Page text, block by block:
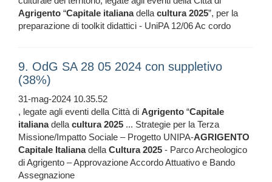
Agrigento “Capitale italianadellacultura 2025”, per la
preparazione di toolkit didattici - UniPA 12/06 Ac cordo
9. OdG SA 28 05 2024 con suppletivo
(38%)
31-mag-2024 10.35.52
, legate agli eventi della Città di Agrigento “Capitale
italianadellacultura 2025 ... Strategie per la Terza
Missione/Impatto Sociale – Progetto UNIPA-AGRIGENTO
Capitale ItalianadellaCultura 2025 - Parco Archeologico
di Agrigento – Approvazione Accordo Attuativo e Bando
Assegnazione